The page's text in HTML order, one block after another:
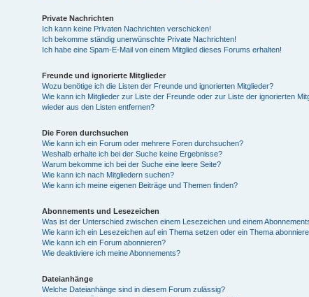
Private Nachrichten
Ich kann keine Privaten Nachrichten verschicken!
Ich bekomme ständig unerwünschte Private Nachrichten!
Ich habe eine Spam-E-Mail von einem Mitglied dieses Forums erhalten!
Freunde und ignorierte Mitglieder
Wozu benötige ich die Listen der Freunde und ignorierten Mitglieder?
Wie kann ich Mitglieder zur Liste der Freunde oder zur Liste der ignorierten
wieder aus den Listen entfernen?
Die Foren durchsuchen
Wie kann ich ein Forum oder mehrere Foren durchsuchen?
Weshalb erhalte ich bei der Suche keine Ergebnisse?
Warum bekomme ich bei der Suche eine leere Seite?
Wie kann ich nach Mitgliedern suchen?
Wie kann ich meine eigenen Beiträge und Themen finden?
Abonnements und Lesezeichen
Was ist der Unterschied zwischen einem Lesezeichen und einem
Wie kann ich ein Lesezeichen auf ein Thema setzen oder ein Thema
Wie kann ich ein Forum abonnieren?
Wie deaktiviere ich meine Abonnements?
Dateianhänge
Welche Dateianhänge sind in diesem Forum zulässig?